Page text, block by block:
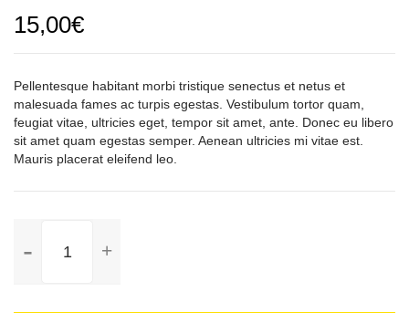
15,00€
Pellentesque habitant morbi tristique senectus et netus et
malesuada fames ac turpis egestas. Vestibulum tortor quam,
feugiat vitae, ultricies eget, tempor sit amet, ante. Donec eu libero
sit amet quam egestas semper. Aenean ultricies mi vitae est.
Mauris placerat eleifend leo.
Your